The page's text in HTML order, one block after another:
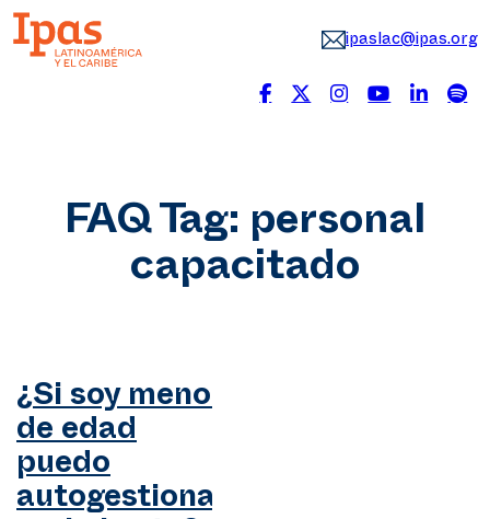
ipaslac@ipas.org
FAQ Tag: personal
capacitado
¿Si soy menor
de edad
puedo
autogestiona